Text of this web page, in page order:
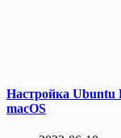
Настройка ​​Ubuntu
macOS